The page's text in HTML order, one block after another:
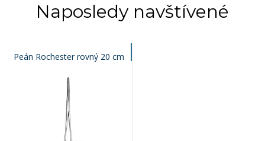
Naposledy navštívené
Peán Rochester rovný 20 cm